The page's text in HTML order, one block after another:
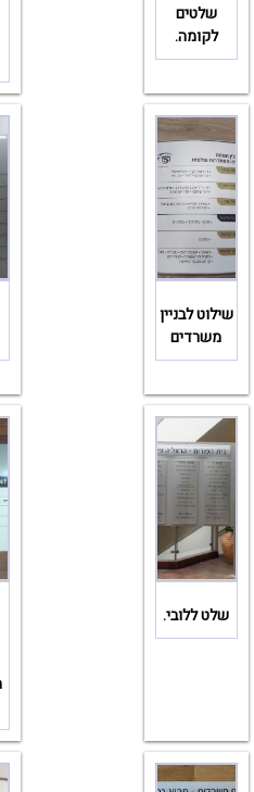
שלטים
לקומה.
שילוט לבניין
משרדים
שלט ללובי.